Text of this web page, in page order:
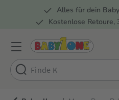
Zur Hauptnavigation
Alles für dein
Kostenlose Retoure,